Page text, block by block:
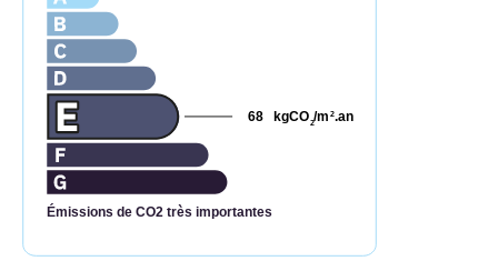
Émissions de CO2 très importantes
kgCO2/m 2.an
68